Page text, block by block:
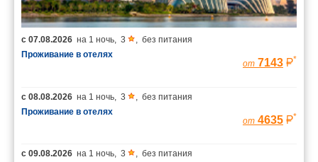
с 07.08.2026 на 1 ночь 3
без питания
Проживание в отелях
от 7143 *
с 08.08.2026 на 1 ночь 3
без питания
Проживание в отелях
от 4635 *
с 09.08.2026 на 1 ночь 3
без питания